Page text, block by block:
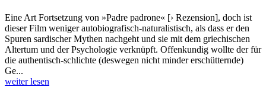
Eine Art Fortsetzung von »Padre padrone« [› Rezension], doch ist
dieser Film weniger autobio­grafisch-naturalis­tisch, als dass er den
Spuren sardischer Mythen nachgeht und sie mit dem griechi­schen
Altertum und der Psycho­logie verknüpft. Offen­kundig wollte der für
die authen­tisch-schlichte (deswegen nicht minder erschüt­ternde)
Ge...
weiter lesen